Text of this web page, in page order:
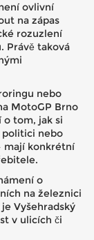
ovlivní
na zápas
rozuzlení
Právě taková
nebo
MotoGP Brno
o tom, jak si
politici nebo
mají konkrétní
o
na železnici
Vyšehradský
v ulicích či